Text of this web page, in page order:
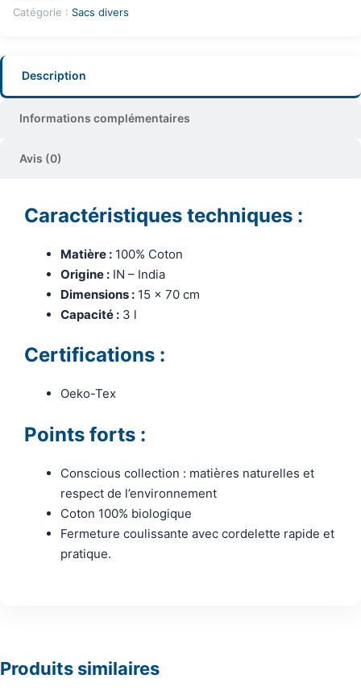
Catégorie : Sacs divers
Description
Informations complémentaires
Avis (0)
Caractéristiques techniques :
Matière : 100% Coton
Origine : IN – India
Dimensions : 15 x 70 cm
Capacité : 3 l
Certifications :
Oeko-Tex
Points forts :
Conscious collection : matières naturelles et
respect de l’environnement
Coton 100% biologique
Fermeture coulissante avec cordelette rapide et
pratique.
Produits similaires